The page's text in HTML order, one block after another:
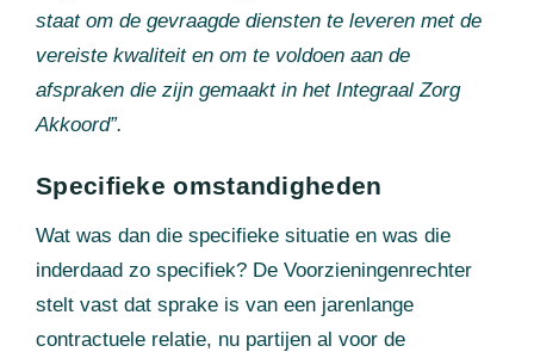
staat om de gevraagde diensten te leveren met de
vereiste kwaliteit en om te voldoen aan de
afspraken die zijn gemaakt in het Integraal Zorg
Akkoord”.
Specifieke omstandigheden
Wat was dan die specifieke situatie en was die
inderdaad zo specifiek? De Voorzieningenrechter
stelt vast dat sprake is van een jarenlange
contractuele relatie, nu partijen al voor de